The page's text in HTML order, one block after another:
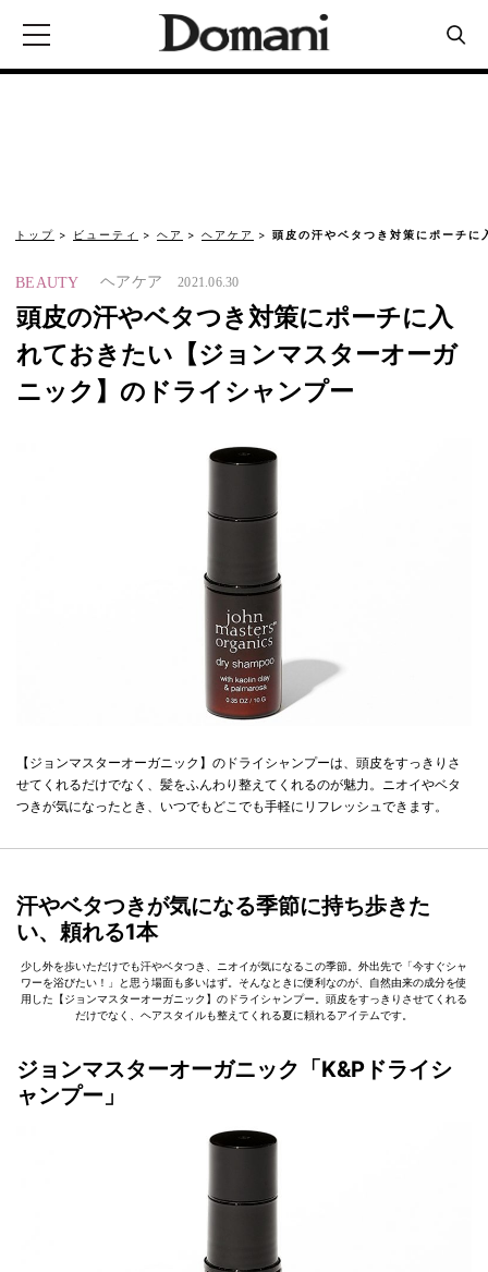
トップ ビューティ ヘア ヘアケア 頭皮の汗やベタつき対策にポーチ
BEAUTY ヘアケア 2021.06.30
頭皮の汗やベタつき対策にポーチに入
れておきたい【ジョンマスターオーガ
ニック】のドライシャンプー
【ジョンマスターオーガニック】のドライシャンプーは、頭皮をすっきりさ
せてくれるだけでなく、髪をふんわり整えてくれるのが魅力。ニオイやベタ
つきが気になったとき、いつでもどこでも手軽にリフレッシュできます。
汗やベタつきが気になる季節に持ち歩きた
い、頼れる1本
少し外を歩いただけでも汗やベタつき、ニオイが気になるこの季節。外出先で「今すぐシャ
ワーを浴びたい！」と思う場面も多いはず。そんなときに便利なのが、自然由来の成分を使
用した【ジョンマスターオーガニック】のドライシャンプー。頭皮をすっきりさせてくれる
だけでなく、ヘアスタイルも整えてくれる夏に頼れるアイテムです。
ジョンマスターオーガニック「K&Pドライシ
ャンプー」